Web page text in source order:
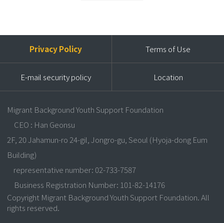
Privacy Policy Terms of Use
E-mail security policy Location
Migrant Background Youth Support Foundation
CEO : Han Geonsu
2F, 20 Jahamun-ro 24-gil, Jongro-gu, Seoul (Hyoja-dong Eum
Building)
representative number: 02-733-7587
Business Registration Number: 101-82-14176
Copyright Migrant Background Youth Support Foundation. All
rights reserved.